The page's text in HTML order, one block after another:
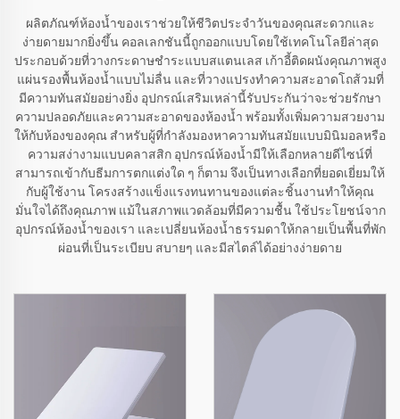
ผลิตภัณฑ์ห้องน้ำของเราช่วยให้ชีวิตประจำวันของคุณสะดวกและ
ง่ายดายมากยิ่งขึ้น คอลเลกชันนี้ถูกออกแบบโดยใช้เทคโนโลยีล่าสุด
ประกอบด้วยที่วางกระดาษชำระแบบสแตนเลส เก้าอี้ติดผนังคุณภาพสูง
แผ่นรองพื้นห้องน้ำแบบไม่ลื่น และที่วางแปรงทำความสะอาดโถส้วมที่
มีความทันสมัยอย่างยิ่ง อุปกรณ์เสริมเหล่านี้รับประกันว่าจะช่วยรักษา
ความปลอดภัยและความสะอาดของห้องน้ำ พร้อมทั้งเพิ่มความสวยงาม
ให้กับห้องของคุณ สำหรับผู้ที่กำลังมองหาความทันสมัยแบบมินิมอลหรือ
ความสง่างามแบบคลาสสิก อุปกรณ์ห้องน้ำมีให้เลือกหลายดีไซน์ที่
สามารถเข้ากับธีมการตกแต่งใด ๆ ก็ตาม จึงเป็นทางเลือกที่ยอดเยี่ยมให้
กับผู้ใช้งาน โครงสร้างแข็งแรงทนทานของแต่ละชิ้นงานทำให้คุณ
มั่นใจได้ถึงคุณภาพ แม้ในสภาพแวดล้อมที่มีความชื้น ใช้ประโยชน์จาก
อุปกรณ์ห้องน้ำของเรา และเปลี่ยนห้องน้ำธรรมดาให้กลายเป็นพื้นที่พัก
ผ่อนที่เป็นระเบียบ สบายๆ และมีสไตล์ได้อย่างง่ายดาย